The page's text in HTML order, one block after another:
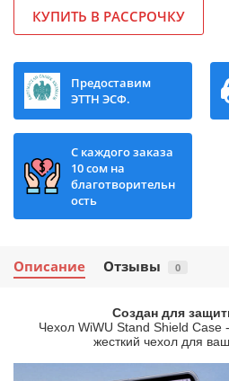
КУПИТЬ В РАССРОЧКУ
Предоставим
ЭТТН ЭСФ.
С каждого заказа
10 сом на
благотворительн
ость
Описание Отзывы 0
Создан для
Чехол WiWU Stand Shield Case
жесткий чехол для